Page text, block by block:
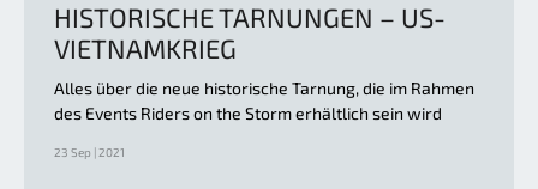
HISTORISCHE TARNUNGEN – US-
VIETNAMKRIEG
Alles über die neue historische Tarnung, die im Rahmen
des Events Riders on the Storm erhältlich sein wird
23 Sep | 2021